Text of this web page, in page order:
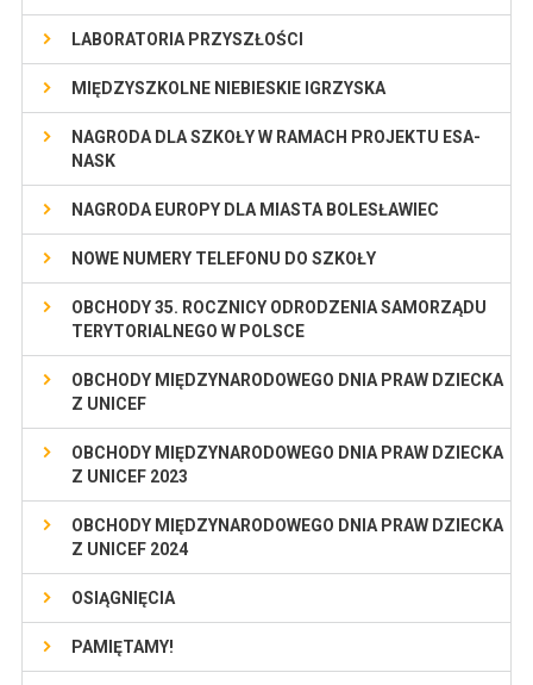
LABORATORIA PRZYSZŁOŚCI
MIĘDZYSZKOLNE NIEBIESKIE IGRZYSKA
NAGRODA DLA SZKOŁY W RAMACH PROJEKTU ESA-
NASK
NAGRODA EUROPY DLA MIASTA BOLESŁAWIEC
NOWE NUMERY TELEFONU DO SZKOŁY
OBCHODY 35. ROCZNICY ODRODZENIA SAMORZĄDU
TERYTORIALNEGO W POLSCE
OBCHODY MIĘDZYNARODOWEGO DNIA PRAW DZIECKA
Z UNICEF
OBCHODY MIĘDZYNARODOWEGO DNIA PRAW DZIECKA
Z UNICEF 2023
OBCHODY MIĘDZYNARODOWEGO DNIA PRAW DZIECKA
Z UNICEF 2024
OSIĄGNIĘCIA
PAMIĘTAMY!